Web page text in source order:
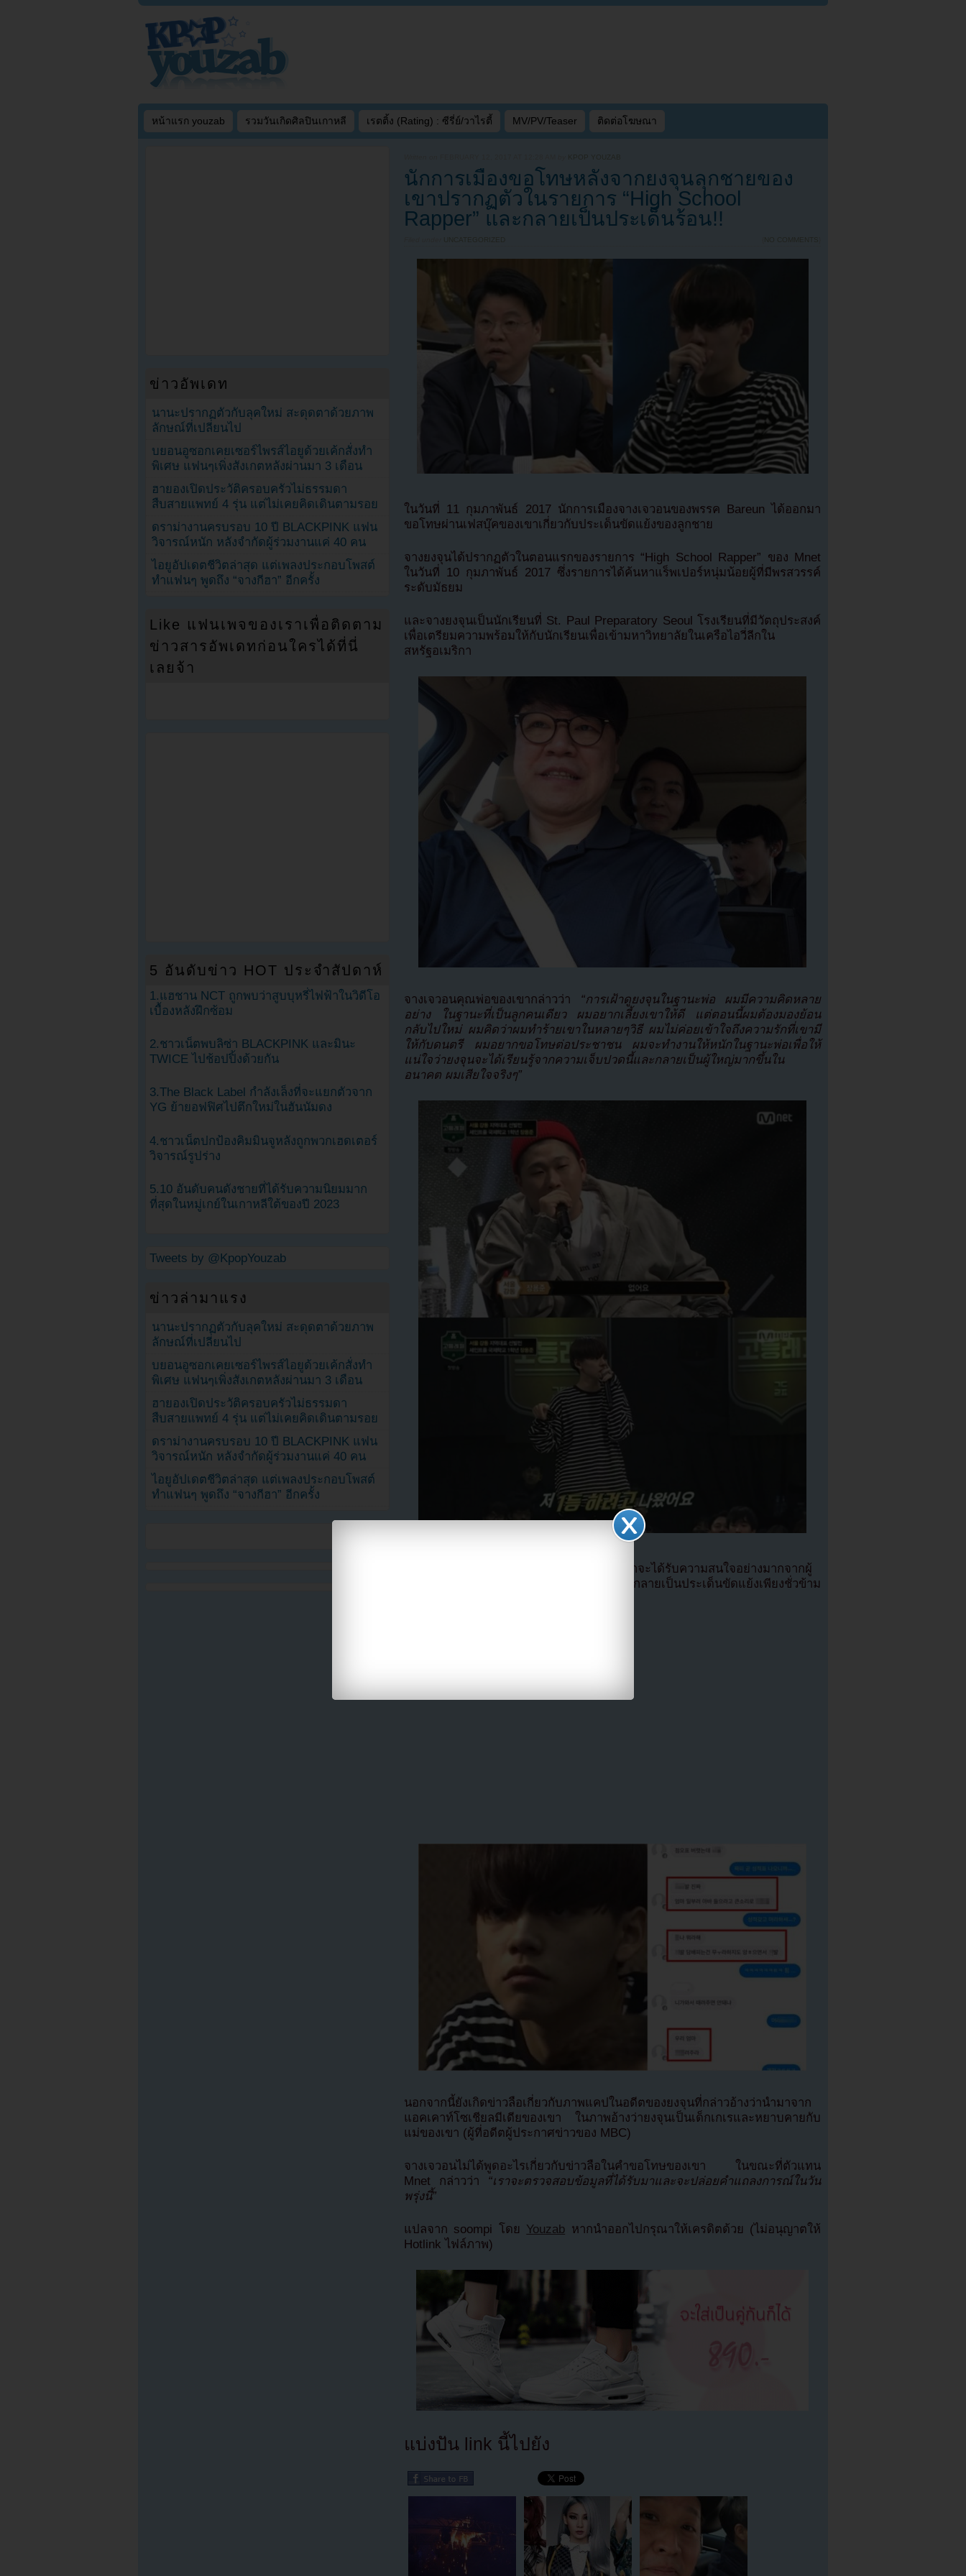
หน้าแรก youzab รวมวันเกิดศิลปินเกาหลี เรตติ้ง (Rating) : ซีรี่ย์/วาไรตี้ MV/PV/Teaser ติดต่อโฆษณา
KPOP YOUZAB
นักการเมืองขอโทษหลังจากยงจุนลุกชายของ
เขาปรากฏตัวในรายการ “High School
Rapper” และกลายเป็นประเด็นร้อน!!
UNCATEGORIZED NO COMMENTS
ในวันที่ 11 กุมภาพันธ์ 2017 นักการเมืองจางเจวอนของพรรค Bareun ได้ออกมา
ขอโทษผ่านเฟสบุ๊คของเขาเกี่ยวกับประเด็นขัดแย้งของลูกชาย
จางยงจุนได้ปรากฏตัวในตอนแรกของรายการ “High School Rapper” ของ Mnet
ในวันที่ 10 กุมภาพันธ์ 2017 ซึ่งรายการได้ค้นหาแร็พเปอร์หนุ่มน้อยผู้ที่มีพรสวรรค์
ระดับมัธยม
และจางยงจุนเป็นนักเรียนที่ St. Paul Preparatory Seoul โรงเรียนที่มีวัตถุประสงค์
เพื่อเตรียมความพร้อมให้กับนักเรียนเพื่อเข้ามหาวิทยาลัยในเครือไอวี่ลีกใน
สหรัฐอเมริกา
จางเจวอนคุณพ่อของเขากล่าวว่า “การเฝ้าดูยงจุนในฐานะพ่อ ผมมีความคิดหลาย
อย่าง ในฐานะที่เป็นลูกคนเดียว ผมอยากเลี้ยงเขาให้ดี แต่ตอนนี้ผมต้องมองย้อน
กลับไปใหม่ ผมคิดว่าผมทำร้ายเขาในหลายๆวิธี ผมไม่ค่อยเข้าใจถึงความรักที่เขามี
ให้กับดนตรี ผมอยากขอโทษต่อประชาชน ผมจะทำงานให้หนักในฐานะพ่อเพื่อให้
แน่ใจว่ายงจุนจะได้เรียนรู้จากความเจ็บปวดนี้และกลายเป็นผู้ใหญ่มากขึ้นใน
อนาคต ผมเสียใจจริงๆ”
ถึงแม้ว่าการแสดงของเขารวมถึงรูปร่างหน้าตาจะได้รับความสนใจอย่างมากจากผู้
ชมและกรรมการ แต่การปรากฏตัวของเขากลายเป็นประเด็นขัดแย้งเพียงชั่วข้าม
นอกจากนี้ยังเกิดข่าวลือเกี่ยวกับภาพแคปในอดีตของยงจุนที่กล่าวอ้างว่านำมาจาก
แอคเคาท์โซเชียลมีเดียของเขา ในภาพอ้างว่ายงจุนเป็นเด็กเกเรและหยาบคายกับ
แม่ของเขา (ผู้ที่อดีตผู้ประกาศข่าวของ MBC)
จางเจวอนไม่ได้พูดอะไรเกี่ยวกับข่าวลือในคำขอโทษของเขา ในขณะที่ตัวแทน
Mnet กล่าวว่า “เราจะตรวจสอบข้อมูลที่ได้รับมาและจะปล่อยคำแถลงการณ์ในวัน
พรุ่งนี้”
แปลจาก soompi โดย Youzab หากนำออกไปกรุณาให้เครดิตด้วย (ไม่อนุญาตให้
Hotlink ไฟล์ภาพ)
แบ่งปัน link นี้ไปยัง
ข่าวอัพเดท
นานะปรากฏตัวกับลุคใหม่ สะดุดตาด้วยภาพ
ลักษณ์ที่เปลี่ยนไป
บยอนอูซอกเคยเซอร์ไพรส์ไอยูด้วยเค้กสั่งทำ
พิเศษ แฟนๆเพิ่งสังเกตหลังผ่านมา 3 เดือน
ฮายองเปิดประวัติครอบครัวไม่ธรรมดา
สืบสายแพทย์ 4 รุ่น แต่ไม่เคยคิดเดินตามรอย
ดราม่างานครบรอบ 10 ปี BLACKPINK แฟน
วิจารณ์หนัก หลังจำกัดผู้ร่วมงานแค่ 40 คน
ไอยูอัปเดตชีวิตล่าสุด แต่เพลงประกอบโพสต์
ทำแฟนๆ พูดถึง “จางกีฮา” อีกครั้ง
Like แฟนเพจของเราเพื่อติดตาม
ข่าวสารอัพเดทก่อนใครได้ที่นี่
เลยจ้า
5 อันดับข่าว HOT ประจำสัปดาห์
1.แฮชาน NCT ถูกพบว่าสูบบุหรี่ไฟฟ้าในวิดีโอ
เบื้องหลังฝึกซ้อม
2.ชาวเน็ตพบลิซ่า BLACKPINK และมินะ
TWICE ไปช้อปปิ้งด้วยกัน
3.The Black Label กำลังเล็งที่จะแยกตัวจาก
YG ย้ายอฟฟิศไปตึกใหม่ในฮันนัมดง
4.ชาวเน็ตปกป้องคิมมินจูหลังถูกพวกเฮดเตอร์
วิจารณ์รูปร่าง
5.10 อันดับคนดังชายที่ได้รับความนิยมมาก
ที่สุดในหมู่เกย์ในเกาหลีใต้ของปี 2023
Tweets by @KpopYouzab
ข่าวล่ามาแรง
นานะปรากฏตัวกับลุคใหม่ สะดุดตาด้วยภาพ
ลักษณ์ที่เปลี่ยนไป
บยอนอูซอกเคยเซอร์ไพรส์ไอยูด้วยเค้กสั่งทำ
พิเศษ แฟนๆเพิ่งสังเกตหลังผ่านมา 3 เดือน
ฮายองเปิดประวัติครอบครัวไม่ธรรมดา
สืบสายแพทย์ 4 รุ่น แต่ไม่เคยคิดเดินตามรอย
ดราม่างานครบรอบ 10 ปี BLACKPINK แฟน
วิจารณ์หนัก หลังจำกัดผู้ร่วมงานแค่ 40 คน
ไอยูอัปเดตชีวิตล่าสุด แต่เพลงประกอบโพสต์
ทำแฟนๆ พูดถึง “จางกีฮา” อีกครั้ง